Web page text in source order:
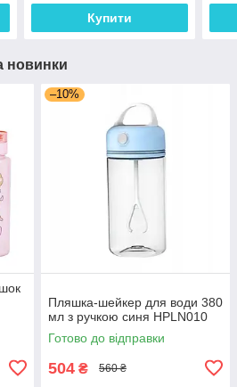
Купити
новинки
–10%
Пляшка-шейкер для води 380
мл з ручкою синя HPLN010
Готово до відправки
504 ₴ 560 ₴